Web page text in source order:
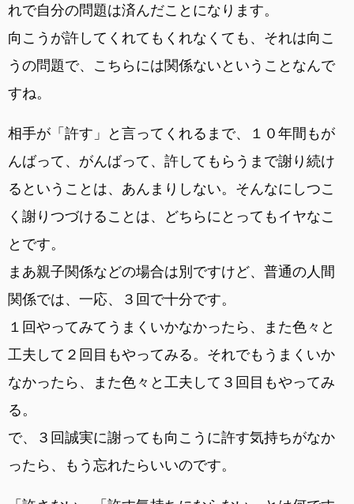
れで自分の問題は済んだことになります。
向こうが許してくれてもくれなくても、それは向こ
うの問題で、こちらには関係ないということなんで
すね。
相手が「許す」と言ってくれるまで、１０年間もが
んばって、がんばって、許してもらうまで謝り続け
るということは、あんまりしない。そんなにしつこ
く謝りつづけることは、どちらにとってもイヤなこ
とです。
まあ親子関係などの場合は別ですけど、普通の人間
関係では、一応、３回で十分です。
１回やってみてうまくいかなかったら、また色々と
工夫して２回目もやってみる。それでもうまくいか
なかったら、また色々と工夫して３回目もやってみ
る。
で、３回誠実に謝っても向こうに許す気持ちがなか
ったら、もう忘れたらいいのです。